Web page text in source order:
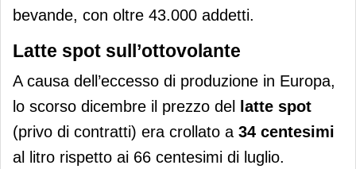
bevande, con oltre 43.000 addetti.
Latte spot sull’ottovolante
A causa dell’eccesso di produzione in Europa,
lo scorso dicembre il prezzo del
latte spot
(privo di contratti) era crollato a 34 centesimi
al litro rispetto ai 66 centesimi di luglio.